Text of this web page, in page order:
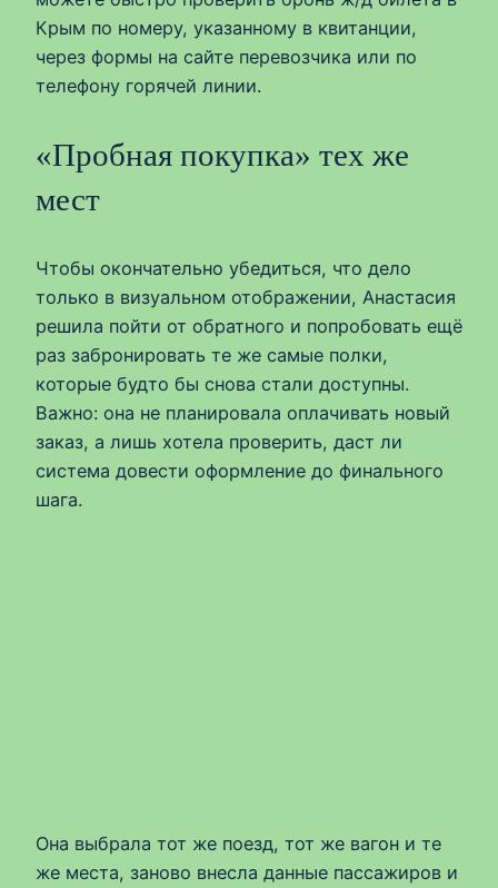
Крым по номеру, указанному в квитанции,
через формы на сайте перевозчика или по
телефону горячей линии.
«Пробная покупка» тех же
мест
Чтобы окончательно убедиться, что дело
только в визуальном отображении, Анастасия
решила пойти от обратного и попробовать ещё
раз забронировать те же самые полки,
которые будто бы снова стали доступны.
Важно: она не планировала оплачивать новый
заказ, а лишь хотела проверить, даст ли
система довести оформление до финального
шага.
Она выбрала тот же поезд, тот же вагон и те
же места, заново внесла данные пассажиров и